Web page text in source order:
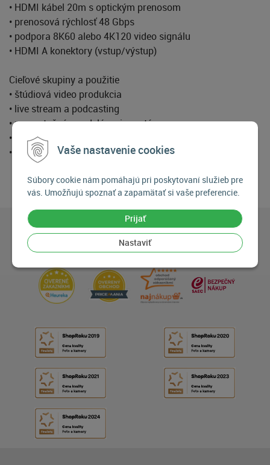
Vaše nastavenie cookies
Súbory cookie nám pomáhajú pri poskytovaní služieb pre
vás. Umožňujú spoznať a zapamätať si vaše preferencie.
Prijať
Nastaviť
• HDMI kábel 20m s optickým prenosom
• prenosová rýchlosť 48 Gbps
• podpora 8K60 alebo 4K120 video signálu
• HDMI A konektory (vstup/výstup)
Cieľové skupiny a použitie
• štúdiová video produkcia
• live stream a podcasting
• prezentačné a vzdelávacie systémy
• AV a event technika
• hybridné meetingy a on line komunikácia